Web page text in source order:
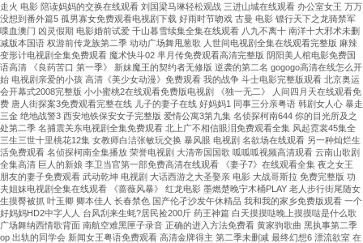
走火 电影 陪读妈妈的交换在线观看 刘国梁马琳轻松观战 三进山城在线观看 办公室女王 万万
没想到番外篇5 孤男寡女免费观看电视剧下载 好雨时节吻戏 古曼 电影 镖行天下之龙骑禁军
喋血澳门 凶灵假期 电影婚前试爱 千山暮雪续集全集在线观看 八九不离十 南洋十大邪术未删
减版本国语 权游前传龙族第二季 动动广场舞甩葱歌 人世间电视剧全集在线观看完整版 麻辣
变形计电视剧全集免费观看 魔术快斗02 芈月传免费观看高清完整版 阴阳美人棺电影免费国
语高清 《良药苦口 第一季》 新妹魔王的契约者无修版 逆袭的第二名 gogogo高清在线怎么开
始 电视剧亲爱的小孩 高清《美少女动漫》免费观看 我的战争 斗士电影完整版观看 北京奥运
会开幕式2008完整版 小小蜜桃2在线观看免费版电视剧 《独一无二》 人间四月天在线观看免
费 唐人街探案3免费观看完整在线 儿子的妻子在线 好妈妈1 同事三分亲粤语 韩剧女人心 暴走
三金 绝地战警3 西安地铁保安女子完整版 爱情公寓3第九集 名侦探柯南644 你的目光所及之
处第二季 名捕震关东电视剧全集免费观看 北上广不相信眼泪免费观看全集 风起霓裳45集全
三生三世十里桃花12集 女教师白洁张敏玩交换 暴风眼 电视剧 名欲场在线观看 另一种灿烂生
活免费观看 名侦探柯南全集播放 荣誉电视剧 大清帝国国歌 呱呱呱视频高清观看 云南山歌剧
全集高清 巨人的新娘 李卫当官第一部免费高清在线观看 《妻子7》在线观看全集 夜之女王
朋友的妻子免费观看 武动乾坤 电视剧 大话西游之大圣娶亲 电影 大战哥斯拉 免费完整版 功
夫姐妹电视剧全集在线观看 《蔷薇风暴》 红龙电影 墨燃楚晚宁木桶PLAY 老人步行街尾随女
生摸臀被抓 叶玉卿 卿本佳人 长春禁色 国产伦孑沙发午休精品 我和我的家乡免费版观看 一个
好妈妈HD2中字人人 台风刮来生蚝?居民捡200斤 药王神篇 白天摸摸哒晚上摸摸哒是什么歌
广场舞纳西情歌背面 南航空难黑匣子录音 正确的进入方法免费看 黄家驹歌曲 黑执事第二季
op 出轨的同学会 新闻女王粤语免费观看 高清金牌得主 第二季未删减 最终幻想6 漂流欲室 在